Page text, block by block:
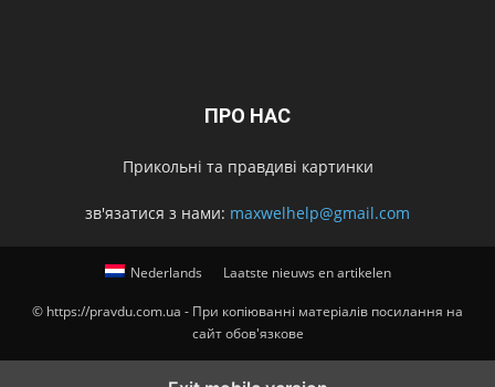
ПРО НАС
Прикольні та правдиві картинки
зв'язатися з нами: maxwelhelp@gmail.com
Nederlands Laatste nieuws en artikelen
© https://pravdu.com.ua - При копіюванні матеріалів посилання на
сайт обов'язкове